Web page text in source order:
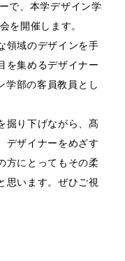
で、本学デザイン学
を開催します。
領域のデザインを手
を集めるデザイナー
学部の客員教員とし
掘り下げながら、髙
デザイナーをめざす
方にとってもその柔
思います。ぜひご視